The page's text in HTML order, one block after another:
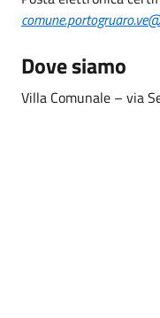
Dove siamo
Villa Comunale – via